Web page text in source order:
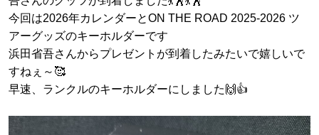
今回は2026年カレンダーとON THE ROAD 2025-2026 ツ
アーグッズのキーホルダーです
浜田省吾さんからプレゼントが到着したみたいで嬉しいで
すねぇ～🥰
早速、ランクルのキーホルダーにしました🙌👍